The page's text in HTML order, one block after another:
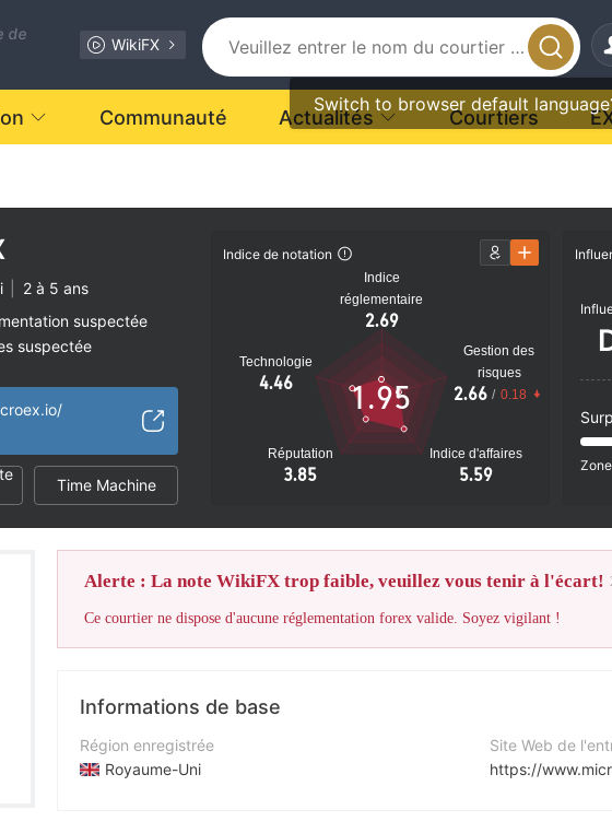
de
WikiFX
Switch to browser default
Communauté Actualités Courtiers
2 à 5 ans
suspectée
suspectée
Time Machine
Indice de notation
Indice
réglementaire
2.69
Technologie
4.46
Réputation
3.85
Indice d'affaires
5.59
Gestion des
risques
2.66 / 0.18
1.95
Alerte : La note WikiFX trop faible, veuillez vous tenir à l'écart!
Ce courtier ne dispose d'aucune réglementation forex valide. Soyez vigilant !
Informations de base
Région enregistrée
Royaume-Uni
Site Web de
https://